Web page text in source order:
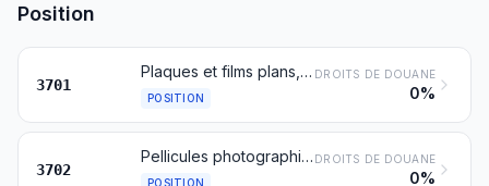
Position
3701
Plaques et films plans, photographiques, sensibilisés, non impressionnés, en autres matières que le papier, le carton ou les textiles; films photographiques plans à développement et tirage instantanés, sensibilisés, non impressionnés, même en chargeurs
POSITION
DROITS DE DOUANE
0%
3702
Pellicules photographiques sensibilisées, non impressionnées, en rouleaux, en autres matières que le papier, le carton ou les textiles; pellicules photographiques à développement et tirage instantanés en rouleaux, sensibilisées, non impressionnées
POSITION
DROITS DE DOUANE
0%